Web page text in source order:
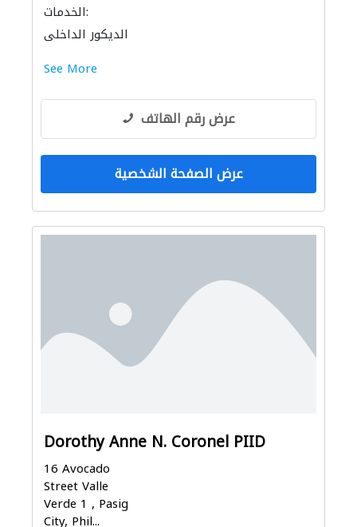
الخدمات:
الديكور الداخلي
See More
عرض رقم الهاتف
عرض الصفحة الشخصية
Dorothy Anne N. Coronel PIID
16 Avocado
Street Valle
Verde 1 , Pasig
City, Phil...